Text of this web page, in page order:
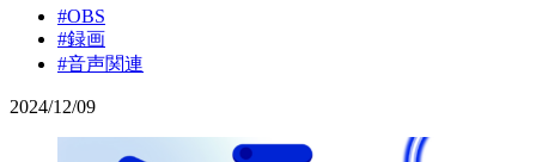
#OBS
#録画
#音声関連
2024/12/09